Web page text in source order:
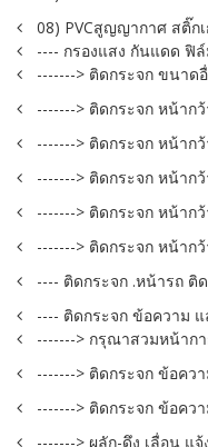
08) PVCสูญญากาศ สติ๊ก
---- กรองแสง กันแดด ฟิ
-------> ติดกระจก ขนาด
-------> ติดกระจก หน้าก
-------> ติดกระจก หน้าก
-------> ติดกระจก หน้าก
-------> ติดกระจก หน้าก
-------> ติดกระจก หน้าก
---- ติดกระจก .หน้ารถ ติ
---- ติดกระจก ข้อความ
-------> กรุณาสวมหน้าก
-------> ติดกระจก ข้อคว
-------> ติดกระจก ข้อคว
-------> ผลัก-ดึง เลื่อน แจ้